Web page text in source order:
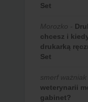
Set
Morozko -
chcesz i
drukarką
Set
smerf ważniak
weterynarii
gabinet?